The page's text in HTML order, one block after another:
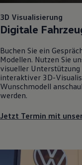
3D Visualisierung
Digitale
Buchen Sie ein
Modellen. Nutzen Sie
visueller
interaktiver 3D-
Wunschmodell
werden.
Jetzt Termin mit